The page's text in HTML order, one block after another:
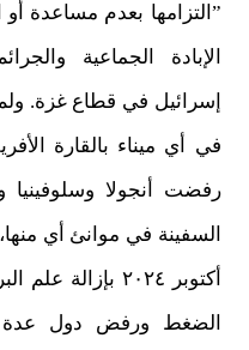
”التزامها بعدم مساعدة
الإبادة الجماعية
إسرائيل في قطاع غزة.
في أي ميناء بالقارة
رفضت أنجولا وسلوفينيا
السفينة في موانئ أي
أكتوبر ٢٠٢٤
الضغط ورفض دول عدة